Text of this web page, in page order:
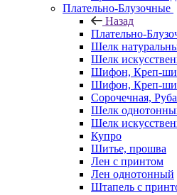
Плательно-Блузочные
Назад
Плательно-
Шелк
Шелк
Шифон, Креп-
Шифон, Креп-
Сорочечная,
Шелк
Шелк
Купро
Шитье, прошва
Лен с принтом
Лен однотонный
Штапель с